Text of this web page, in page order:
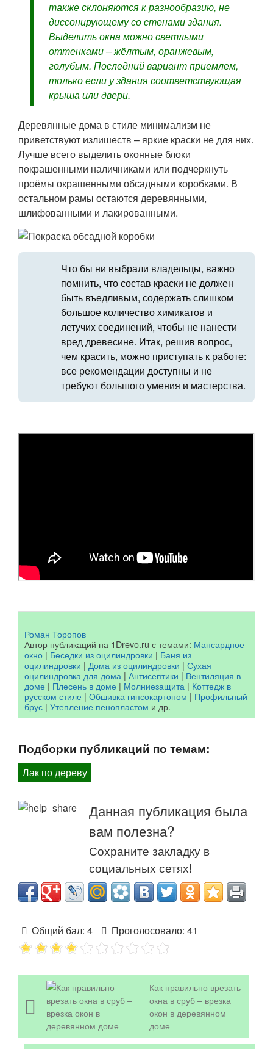
также склоняются к разнообразию, не
диссонирующему со стенами здания.
Выделить окна можно светлыми
оттенками – жёлтым, оранжевым,
голубым. Последний вариант приемлем,
только если у здания соответствующая
крыша или двери.
Деревянные дома в стиле минимализм не
приветствуют излишеств – яркие краски не для них.
Лучше всего выделить оконные блоки
покрашенными наличниками или подчеркнуть
проёмы окрашенными обсадными коробками. В
остальном рамы остаются деревянными,
шлифованными и лакированными.
Что бы ни выбрали владельцы, важно
помнить, что состав краски не должен
быть въедливым, содержать слишком
большое количество химикатов и
летучих соединений, чтобы не нанести
вред древесине. Итак, решив вопрос,
чем красить, можно приступать к работе:
все рекомендации доступны и не
требуют большого умения и мастерства.
Роман Торопов
Автор публикаций на 1Drevo.ru с темами: Мансардное
окно | Беседки из оцилиндровки | Баня из
оцилиндровки | Дома из оцилиндровки | Сухая
оцилиндровка для дома | Антисептики | Вентиляция в
доме | Плесень в доме | Молниезащита | Коттедж в
русском стиле | Обшивка гипсокартоном | Профильный
брус | Утепление пенопластом и др.
Подборки публикаций по темам:
Лак по дереву
Данная публикация была
вам полезна?
Сохраните закладку в
социальных сетях!
Общий бал: 4 Проголосовало: 41
Как правильно врезать
окна в сруб – врезка
окон в деревянном
доме